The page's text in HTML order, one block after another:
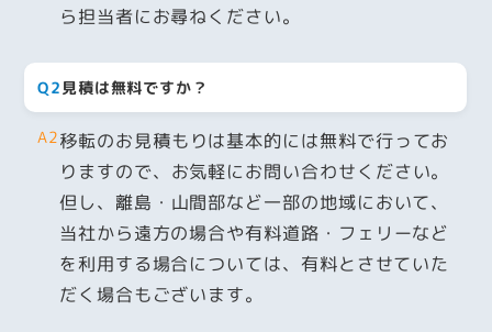
ら担当者にお尋ねください。
Q2 見積は無料ですか？
A2移転のお見積もりは基本的には無料で行ってお
りますので、お気軽にお問い合わせください。
但し、離島・山間部など一部の地域において、
当社から遠方の場合や有料道路・フェリーなど
を利用する場合については、有料とさせていた
だく場合もございます。